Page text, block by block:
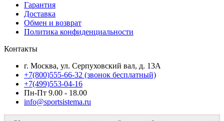
Гарантия
Доставка
Обмен и возврат
Политика конфиденциальности
Контакты
г. Москва, ул. Серпуховский вал, д. 13А
+7(800)555-66-32 (звонок бесплатный)
+7(499)553-04-16
Пн-Пт 9.00 - 18.00
info@sportsistema.ru